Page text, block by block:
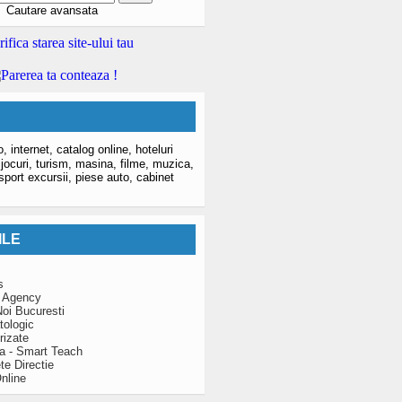
Cautare avansata
internet, catalog online, hoteluri
jocuri, turism, masina, filme, muzica,
excursii, piese auto, cabinet
Bucuresti
- Smart Teach
Directie